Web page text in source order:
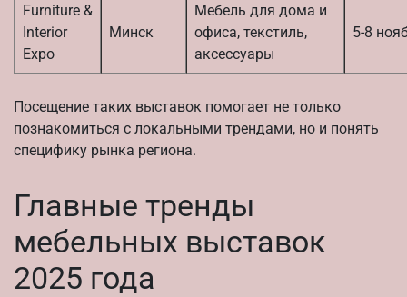
Furniture &
Interior
Expo
Минск
Мебель для дома и
офиса, текстиль,
аксессуары
5-8
Посещение таких выставок помогает не только
познакомиться с локальными трендами, но и понять
специфику рынка региона.
Главные тренды
мебельных выставок
2025 года